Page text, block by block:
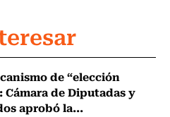
de “elección
Cámara de Diputadas y
aprobó la...